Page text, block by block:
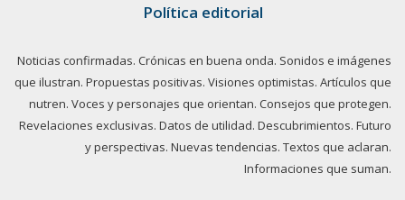
Política editorial
Noticias confirmadas. Crónicas en buena onda. Sonidos e imágenes
que ilustran. Propuestas positivas. Visiones optimistas. Artículos que
nutren. Voces y personajes que orientan. Consejos que protegen.
Revelaciones exclusivas. Datos de utilidad. Descubrimientos. Futuro
y perspectivas. Nuevas tendencias. Textos que aclaran.
Informaciones que suman.